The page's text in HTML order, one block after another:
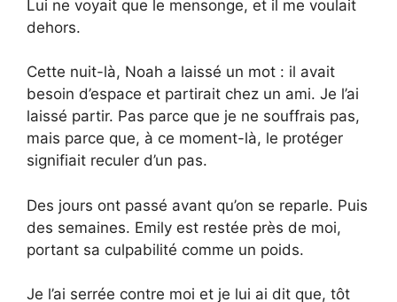
Lui ne voyait que le mensonge, et il me voulait
dehors.
Cette nuit-là, Noah a laissé un mot : il avait
besoin d’espace et partirait chez un ami. Je l’ai
laissé partir. Pas parce que je ne souffrais pas,
mais parce que, à ce moment-là, le protéger
signifiait reculer d’un pas.
Des jours ont passé avant qu’on se reparle. Puis
des semaines. Emily est restée près de moi,
portant sa culpabilité comme un poids.
Je l’ai serrée contre moi et je lui ai dit que, tôt